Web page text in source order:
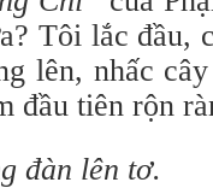
Tôi lắc đầu,
lên, nhấc
đầu tiên rộn
đàn lên tơ.